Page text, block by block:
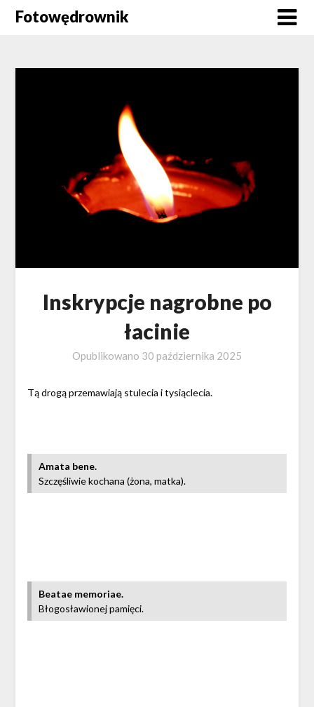
SkipFotowędrownik
Inskrypcje nagrobne po
łacinie
Opublikowano 30 października 2025
Tą drogą przemawiają stulecia i tysiąclecia.
Amata bene.
Szczęśliwie kochana (żona, matka).
Beatae memoriae.
Błogosławionej pamięci.